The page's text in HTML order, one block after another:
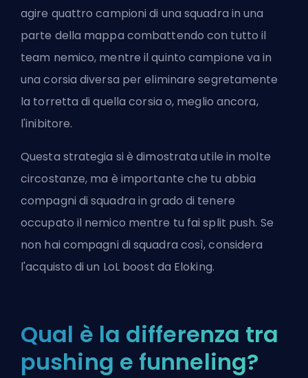
agire quattro campioni di una squadra in una
parte della mappa combattendo con tutto il
team nemico, mentre il quinto campione va in
una corsia diversa per eliminare segretamente
la torretta di quella corsia o, meglio ancora,
l'inibitore.
Questa strategia si è dimostrata utile in molte
circostanze, ma è importante che tu abbia
compagni di squadra in grado di tenere
occupato il nemico mentre tu fai split push. Se
non hai compagni di squadra così, considera
l'acquisto di un LoL boost da Eloking.
Qual è la differenza tra
pushing e funneling?